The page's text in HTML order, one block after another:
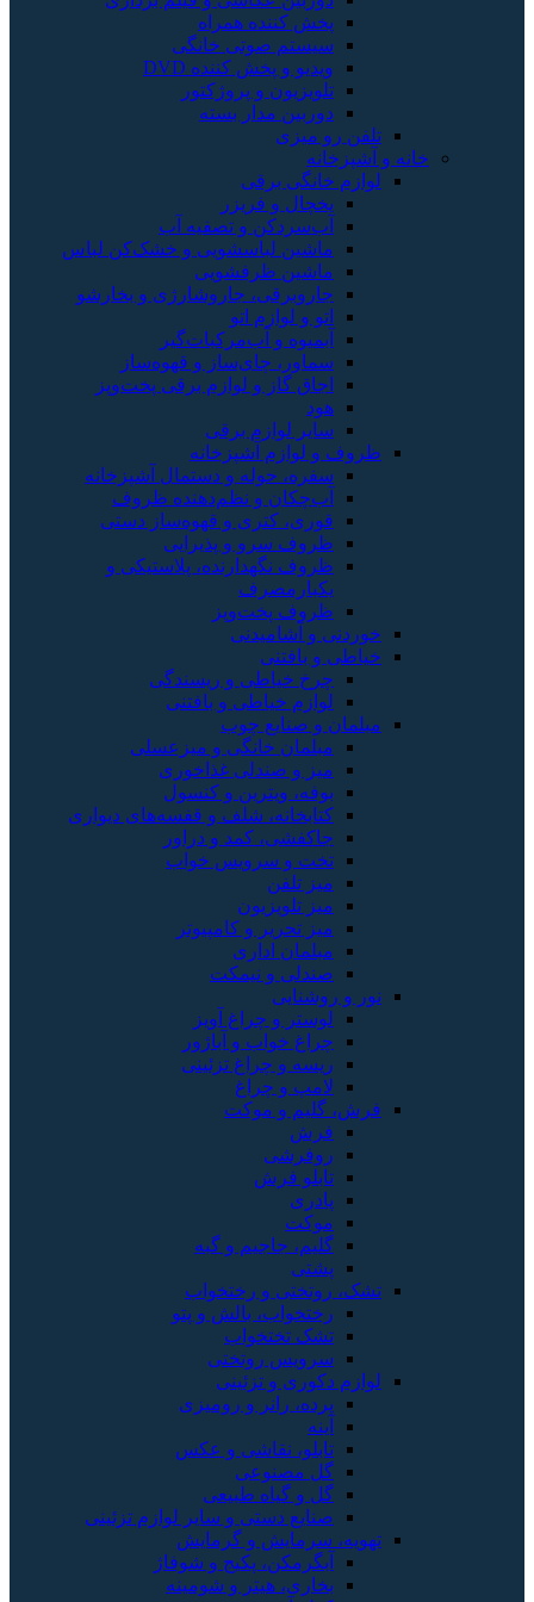
پخش کننده همراه
سیستم صوتی خانگی
ویدیو و پخش کننده DVD
تلویزیون و پروژکتور
دوربین مدار بسته
تلفن رو میزی
خانه و آشپزخانه
لوازم خانگی برقی
یخچال و فریزر
آب‌سردکن و تصفیه آب
ماشین لباسشویی و خشک‌کن لباس
ماشین ظرفشویی
جاروبرقی، جاروشارژی و بخارشو
اتو و لوازم اتو
آبمیوه و آب‌مرکبات‌گیر
سماور، چای‌ساز و قهوه‌ساز
اجاق گاز و لوازم برقی پخت‌وپز
هود
سایر لوازم برقی
ظروف و لوازم آشپزخانه
سفره، حوله و دستمال آشپزخانه
آب‌چکان و نظم‌دهنده ظروف
قوری، کتری و قهوه‌ساز دستی
ظروف سرو و پذیرایی
ظروف نگهدارنده، پلاستیکی و
یکبارمصرف
ظروف پخت‌وپز
خوردنی و آشامیدنی
خیاطی و بافتنی
چرخ خیاطی و ریسندگی
لوازم خیاطی و بافتنی
مبلمان و صنایع چوب
مبلمان خانگی و میزعسلی
میز و صندلی غذاخوری
بوفه، ویترین و کنسول
کتابخانه، شلف و قفسه‌های دیواری
جاکفشی، کمد و دراور
تخت و سرویس خواب
میز تلفن
میز تلویزیون
میز تحریر و کامپیوتر
مبلمان اداری
صندلی و نیمکت
نور و روشنایی
لوستر و چراغ آویز
چراغ خواب و آباژور
ریسه و چراغ تزئینی
لامپ و چراغ
فرش، گلیم و موکت
فرش
روفرشی
تابلو فرش
پادری
موکت
گلیم، جاجیم و گبه
پشتی
تشک، روتختی و رختخواب
رختخواب، بالش و پتو
تشک تختخواب
سرویس روتختی
لوازم دکوری و تزئینی
پرده، رانر و رومیزی
آینه
تابلو، نقاشی و عکس
گل مصنوعی
گل و گیاه طبیعی
صنایع دستی و سایر لوازم تزئینی
تهویه، سرمایش و گرمایش
آبگرمکن، پکیج و شوفاژ
بخاری، هیتر و شومینه